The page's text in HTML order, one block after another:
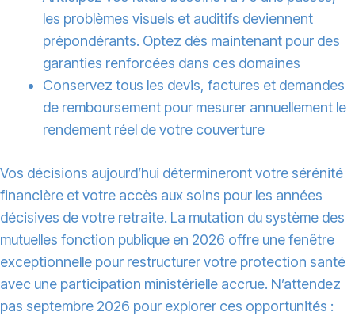
les problèmes visuels et auditifs deviennent
prépondérants. Optez dès maintenant pour des
garanties renforcées dans ces domaines
Conservez tous les devis, factures et demandes
de remboursement pour mesurer annuellement le
rendement réel de votre couverture
Vos décisions aujourd’hui détermineront votre sérénité
financière et votre accès aux soins pour les années
décisives de votre retraite. La mutation du système des
mutuelles fonction publique en 2026 offre une fenêtre
exceptionnelle pour restructurer votre protection santé
avec une participation ministérielle accrue. N’attendez
pas septembre 2026 pour explorer ces opportunités :